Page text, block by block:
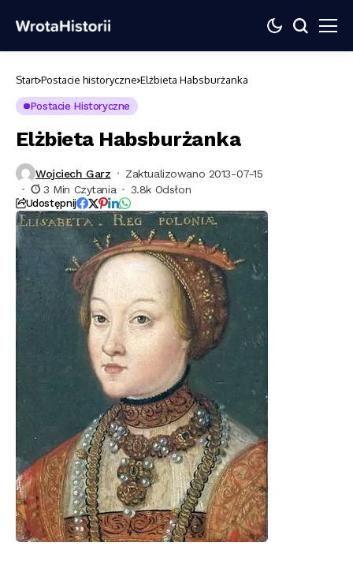
Start Postacie historyczne Elżbieta Habsburżanka
Postacie Historyczne
Elżbieta Habsburżanka
Wojciech Garz
Zaktualizowano 2013-07-15
3 Min Czytania
3.8k Odsłon
Udostępnij